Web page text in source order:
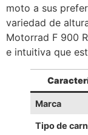
moto a sus
variedad de
Motorrad F 900
e intuitiva que
Marca
Tipo de